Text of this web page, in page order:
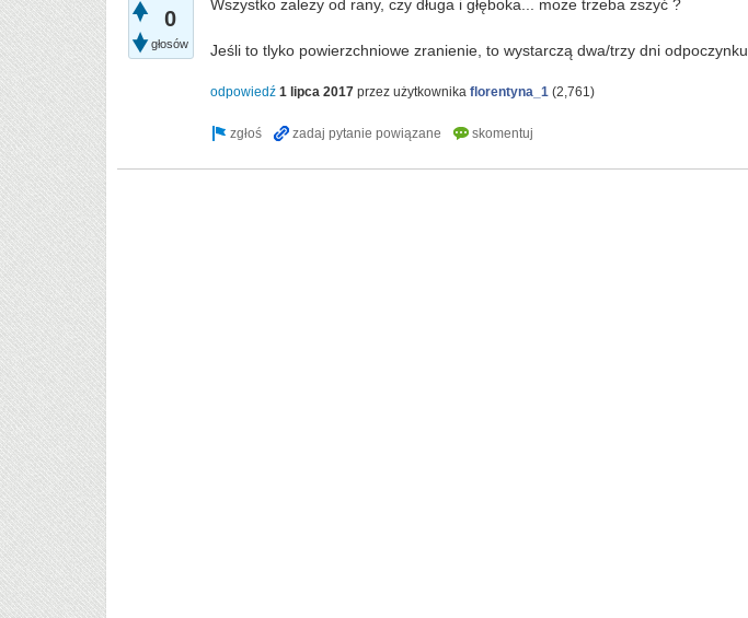
0
głosów
Wszystko zależy od rany, czy długa i głęboka... może trzeba zszyć ?
Jeśli to tlyko powierzchniowe zranienie, to wystarczą dwa/trzy dni odpoczynku.
odpowiedź 1 lipca 2017 przez użytkownika florentyna_1 (2,761)